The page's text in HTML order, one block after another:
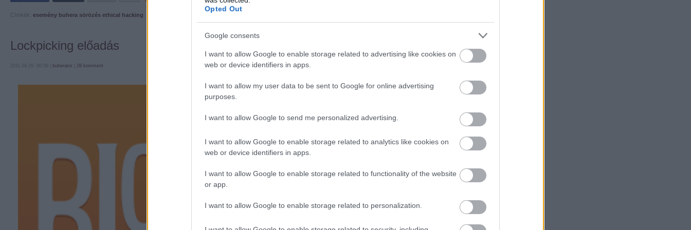
Opted Out
Google consents
I want to allow Google to enable storage related to advertising like cookies on
web or device identifiers in apps.
I want to allow my user data to be sent to Google for online advertising
purposes.
I want to allow Google to send me personalized advertising.
I want to allow Google to enable storage related to analytics like cookies on
web or device identifiers in apps.
I want to allow Google to enable storage related to functionality of the website
or app.
I want to allow Google to enable storage related to personalization.
Hacker HOWTO
xkcd
bejegyzések,kommentek
Archívum
2014 április (5)
2013 december
Címkék: esemény buhera sörözés ethical hacking
Lockpicking előadás
buherator 28 komment
hegybe
m
elfelejtet
olni a
legutób
bi
nem
volt ott,
kerék
ugyanis
opot